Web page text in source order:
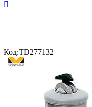

Код:TD277132